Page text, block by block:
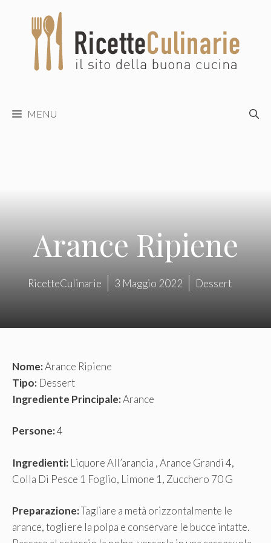
contenuto
MENU
Arance Ripiene
RicetteCulinarie 3 Maggio 2022 Dessert
Nome:Arance Ripiene
Tipo: Dessert
Ingrediente Principale:Arance
Persone:4
Ingredienti: Liquore All’arancia , Arance Grandi 4,
Colla Di Pesce 1 Foglio, Limone 1, Zucchero 70 G
Preparazione:Tagliare a metà orizzontalmente le
arance, togliere la polpa e conservare le bucce intatte.